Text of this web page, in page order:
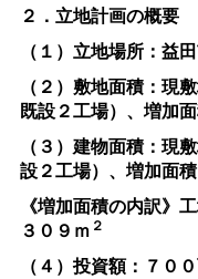
２．立地計画の概要
（１）立地場所：益
（２）敷地面積：現
既設２工場）、 増加
（３）建物面積：現
設２工場）、 増加面
《増加面積の内訳》
３０９ｍ ２
（４）投資額： ７０